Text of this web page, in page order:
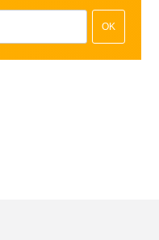
OK